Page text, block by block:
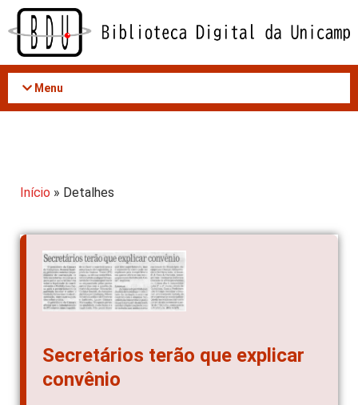
Acessar
conteúdo
Menu
Início » Detalhes
Secretários terão que explicar
convênio